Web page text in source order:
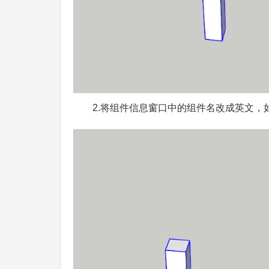
2.将组件信息窗口中的组件名改成英文，